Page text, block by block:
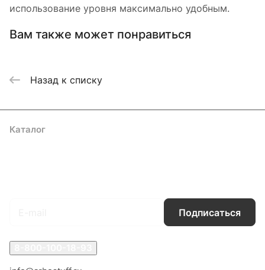
использование уровня максимально удобным.
Вам также может понравиться
Назад к списку
Каталог
Подписаться